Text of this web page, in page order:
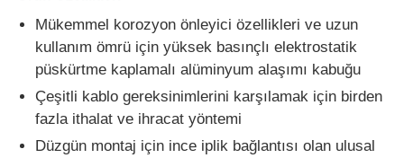
Mükemmel korozyon önleyici özellikleri ve uzun
kullanım ömrü için yüksek basınçlı elektrostatik
püskürtme kaplamalı alüminyum alaşımı kabuğu
Çeşitli kablo gereksinimlerini karşılamak için birden
fazla ithalat ve ihracat yöntemi
Düzgün montaj için ince iplik bağlantısı olan ulusal